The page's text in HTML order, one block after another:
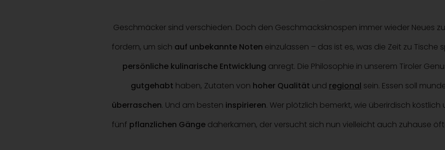
Geschmäcker sind verschieden. Doch den Geschmacksknospen immer wieder Neues
fordern, um sich auf unbekannte Noten einzulassen – das ist es, was die Zeit zu
persönliche kulinarische Entwicklung anregt. Die Philosophie in unserem Tiroler
gutgehabt haben, Zutaten von hoher Qualität und regional sein. Essen soll
überraschen. Und am besten inspirieren. Wer plötzlich bemerkt, wie überirdisch
fünf pflanzlichen Gänge daherkamen, der versucht sich nun vielleicht auch zuhause